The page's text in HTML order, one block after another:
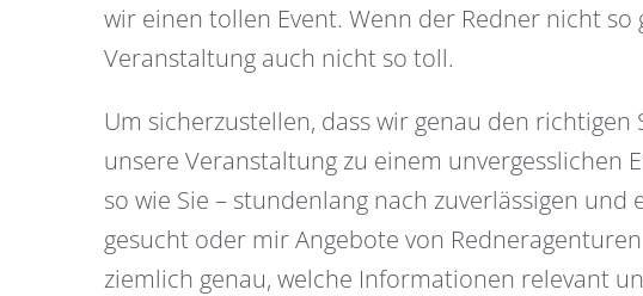
wir einen tollen Event. Wenn der Redner nicht
Veranstaltung auch nicht so toll.
Um sicherzustellen, dass wir genau den richtigen
unsere Veranstaltung zu einem unvergesslichen
so wie Sie – stundenlang nach zuverlässigen
gesucht oder mir Angebote von
ziemlich genau, welche Informationen relevant